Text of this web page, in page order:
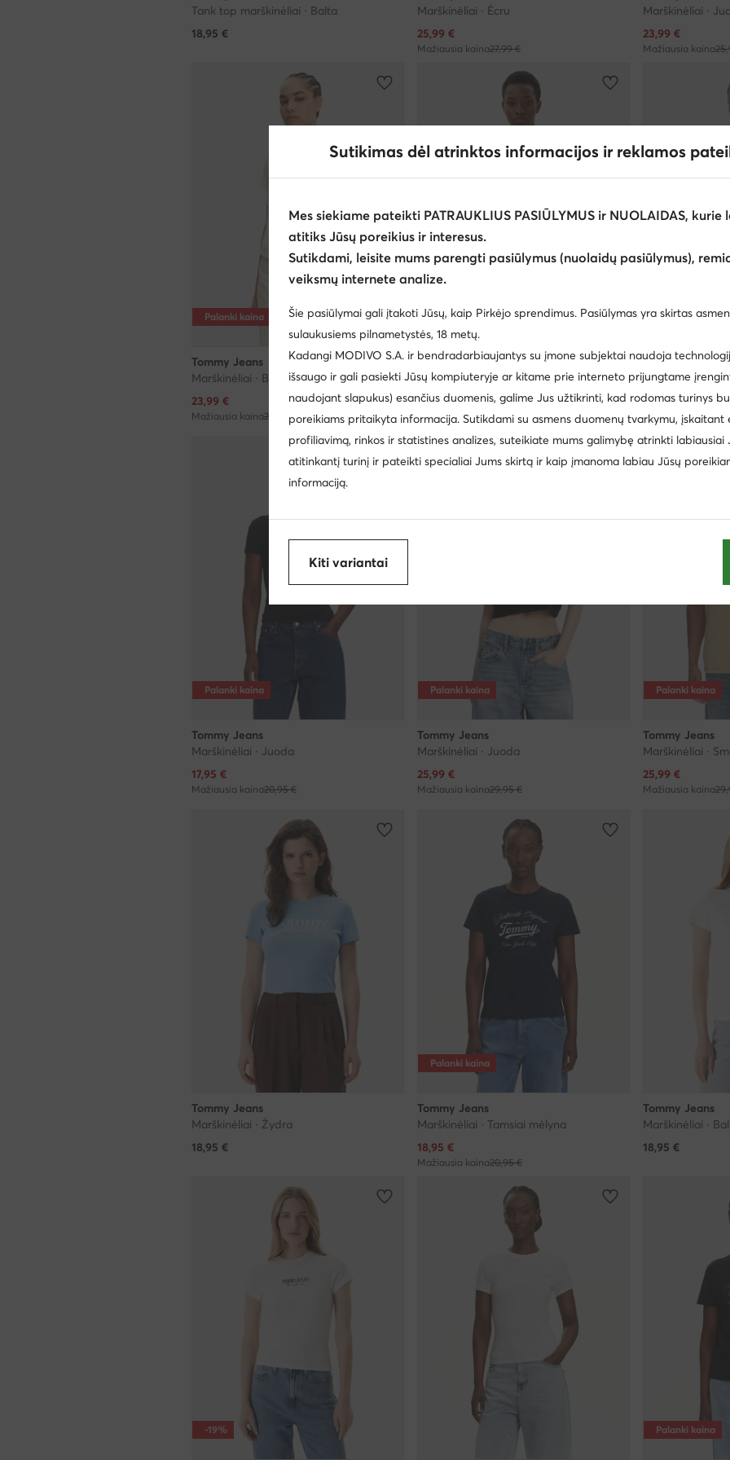
Tank top marškinėliai · Balta
18,95 €
Marškinėliai · Écru
Dabartinė kaina
25,99 €
Mažiausia kaina27,99 €
Marškinėliai ·
Dabartinė kaina
23,99 €
Mažiausia kaina
Palanki kaina
Tommy Jeans
Marškinėliai · Balta
Dabartinė kaina
23,99 €
Mažiausia kaina25,95 €
Palanki kaina
Tommy Jeans
Marškinėliai · Écru
Dabartinė kaina
25,99€
Mažiausia kaina29,95 €
Palanki kaina
Tommy Jeans
Marškinėliai ·
Dabartinė kaina
16,99€
Mažiausia kaina
Palanki kaina
Tommy Jeans
Marškinėliai · Juoda
Dabartinė kaina
17,95 €
Mažiausia kaina20,95 €
Palanki kaina
Tommy Jeans
Marškinėliai · Juoda
Dabartinė kaina
25,99 €
Mažiausia kaina29,95 €
Palanki kaina
Tommy Jeans
Marškinėliai ·
Dabartinė kaina
25,99 €
Mažiausia kaina
Tommy Jeans
Marškinėliai · Žydra
18,95 €
Palanki kaina
Tommy Jeans
Marškinėliai · Tamsiai mėlyna
Dabartinė kaina
18,95 €
Mažiausia kaina20,95 €
Tommy Jeans
Marškinėliai ·
18,95 €
-19% Palanki kaina
Sutikimas dėl atrinktos informacijos ir reklamos
Mes siekiame pateikti PATRAUKLIUS PASIŪLYMUS ir NUOLAIDAS, kurie
atitiks Jūsų poreikius ir interesus.
Sutikdami, leisite mums parengti pasiūlymus (nuolaidų pasiūlymus),
veiksmų internete analize.
Šie pasiūlymai gali įtakoti Jūsų, kaip Pirkėjo sprendimus. Pasiūlymas yra skirtas
sulaukusiems pilnametystės, 18 metų.
Kadangi MODIVO S.A. ir bendradarbiaujantys su įmone subjektai naudoja
išsaugo ir gali pasiekti Jūsų kompiuteryje ar kitame prie interneto prijungtame
naudojant slapukus) esančius duomenis, galime Jus užtikrinti, kad rodomas turinys
poreikiams pritaikyta informacija. Sutikdami su asmens duomenų tvarkymu, įskaitant
profiliavimą, rinkos ir statistines analizes, suteikiate mums galimybę atrinkti labiausiai
atitinkantį turinį ir pateikti specialiai Jums skirtą ir kaip įmanoma labiau Jūsų
informaciją.
Kiti variantai